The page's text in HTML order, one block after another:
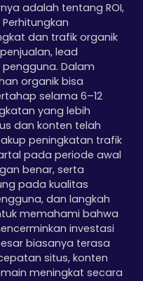
adalah tentang ROI,
dan trafik organik
lead
Dalam
organik bisa
selama 6–12
yang lebih
dan konten telah
peningkatan trafik
pada periode awal
benar, serta
pada kualitas
dan langkah
memahami bahwa
investasi
biasanya terasa
situs, konten
meningkat secara